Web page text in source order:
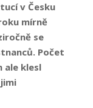
v Česku
mírně
se
Počet
klesl